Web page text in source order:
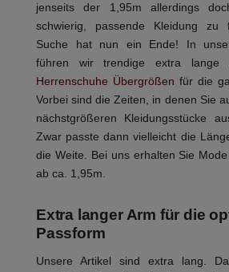
jenseits der 1,95m allerdings
schwierig, passende Kleidung zu
Suche hat nun ein Ende! In
führen wir trendige extra lange
Herrenschuhe Übergrößen für die
Vorbei sind die Zeiten, in denen Sie
nächstgrößeren Kleidungsstücke
Zwar passte dann vielleicht die
die Weite. Bei uns erhalten Sie
ab ca. 1,95m.
Extra langer Arm für die
Passform
Unsere Artikel sind extra lang.